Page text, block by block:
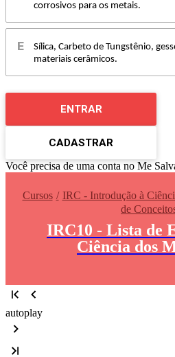
corrosivos para os metais.
Sílica, Carbeto de Tungstênio,
materiais cerâmicos.
ENTRAR
CADASTRAR
Você precisa de uma conta no Me
Cursos
IRC - Introdução à
de
IRC10 - Lista de
Ciência dos
autoplay